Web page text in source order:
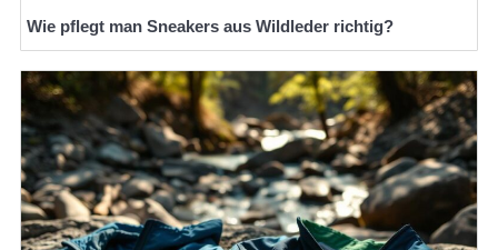
Wie pflegt man Sneakers aus Wildleder richtig?